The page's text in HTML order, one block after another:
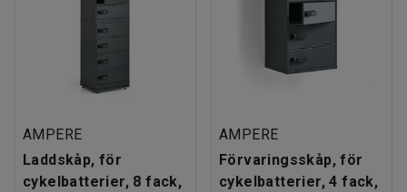
AMPERE
Laddskåp, för
cykelbatterier, 8 fack,
AMPERE
Förvaringsskåp, för
cykelbatterier, 4 fack,